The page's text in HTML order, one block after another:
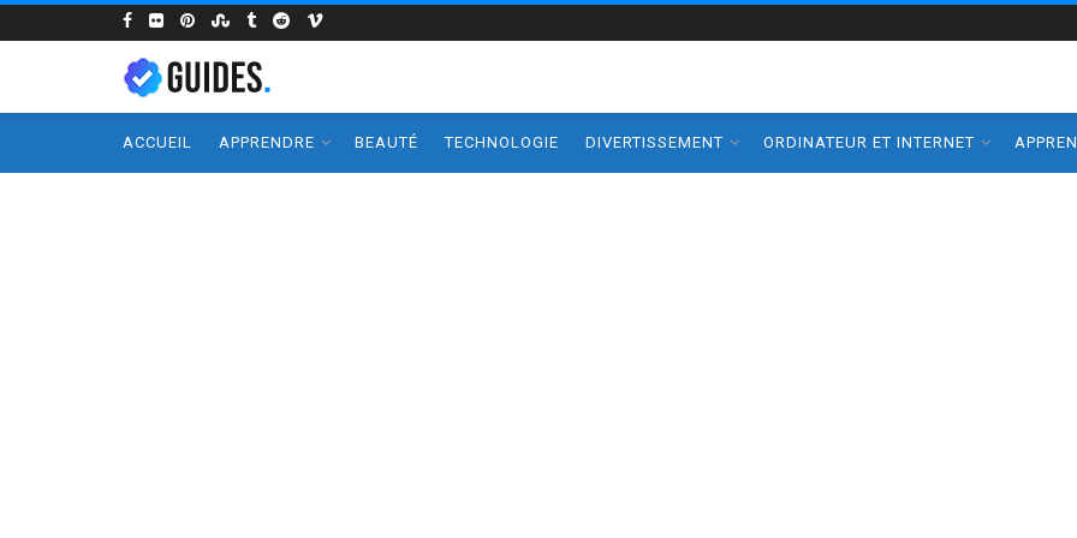
ACCUEIL APPRENDRE BEAUTÉ TECHNOLOGIE DIVERTISSEMENT ORDINATEUR ET INTERNET